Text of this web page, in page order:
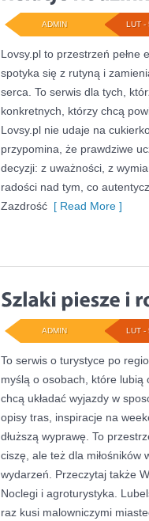
LUT -
ADMIN
Lovsy.pl to przestrzeń pełne
spotyka się z rutyną i
serca. To serwis dla tych,
konkretnych, którzy chcą
Lovsy.pl nie udaje na
przypomina, że prawdziwe
decyzji: z uważności, z
radości nad tym, co
Zazdrość [ Read More ]
LUT -
ADMIN
To serwis o turystyce po
myślą o osobach, które lubią
chcą układać wyjazdy w
opisy tras, inspiracje na
dłuższą wyprawę. To
ciszę, ale też dla miłośników
wydarzeń. Przeczytaj także
Noclegi i agroturystyka.
raz kusi malowniczymi